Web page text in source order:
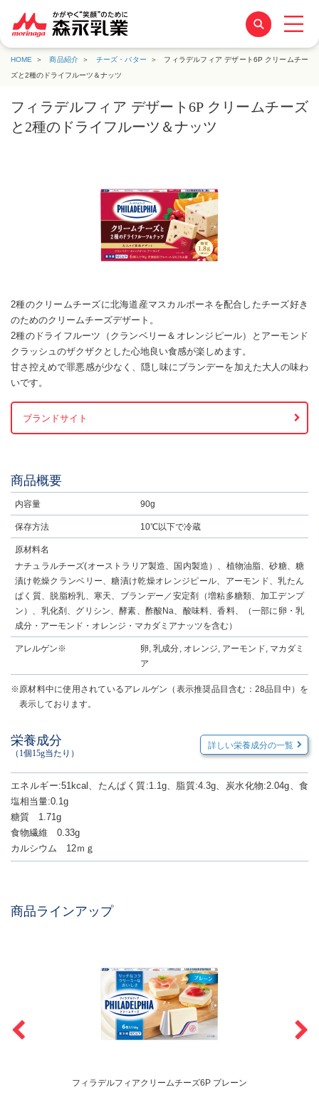
HOME 商品紹介 チーズ・バター
フィラデルフィア デザート6P クリームチー
ズと2種のドライフルーツ＆ナッツ
フィラデルフィア デザート6P クリームチーズ
と2種のドライフルーツ＆ナッツ
2種のクリームチーズに北海道産マスカルポーネを配合したチーズ好き
のためのクリームチーズデザート。
2種のドライフルーツ（クランベリー＆オレンジピール）とアーモンド
クラッシュのザクザクとした心地良い食感が楽しめます。
甘さ控えめで罪悪感が少なく、隠し味にブランデーを加えた大人の味わ
いです。
ブランドサイト
商品概要
内容量 90g
保存方法 10℃以下で冷蔵
原材料名
ナチュラルチーズ(オーストラリア製造、国内製造）、植物油脂、砂糖、糖
漬け乾燥クランベリー、糖漬け乾燥オレンジピール、アーモンド、乳たん
ぱく質、脱脂粉乳、寒天、ブランデー／安定剤（増粘多糖類、加工デンプ
ン）、乳化剤、グリシン、酵素、酢酸Na、酸味料、香料、（一部に卵・乳
成分・アーモンド・オレンジ・マカダミアナッツを含む）
アレルゲン※
卵, 乳成分, オレンジ, アーモンド, マカダミ
ア
※原材料中に使用されているアレルゲン（表示推奨品目含む：28品目中）を
表示しております。
栄養成分
（1個15g当たり）
詳しい栄養成分の一覧
エネルギー:51kcal、たんぱく質:1.1g、脂質:4.3g、炭水化物:2.04g、食
塩相当量:0.1g
糖質 1.71g
食物繊維 0.33g
カルシウム 12ｍｇ
商品ラインアップ
フィラデルフィアクリームチーズ6P プレーン